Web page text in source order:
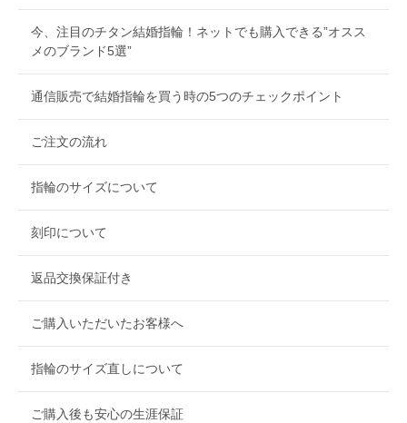
今、注目のチタン結婚指輪！ネットでも購入できる”オスス
メのブランド5選”
通信販売で結婚指輪を買う時の5つのチェックポイント
ご注文の流れ
指輪のサイズについて
刻印について
返品交換保証付き
ご購入いただいたお客様へ
指輪のサイズ直しについて
ご購入後も安心の生涯保証